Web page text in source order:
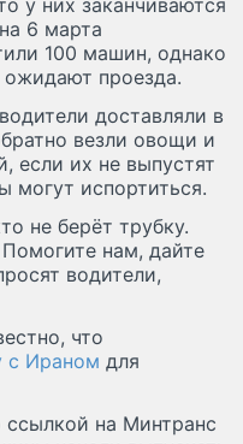
у них заканчиваются
6 марта
100 машин, однако
проезда.
доставляли в
везли овощи и
если их не выпустят
могут испортиться.
не берёт трубку.
нам, дайте
водители,
что
с Ираном для
ссылкой на Минтранс